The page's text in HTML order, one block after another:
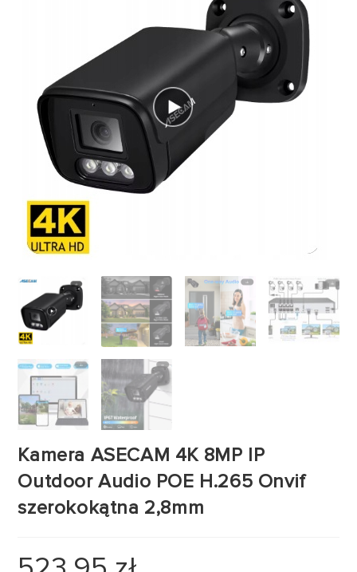
Kamera ASECAM 4K 8MP IP
Outdoor Audio POE H.265 Onvif
szerokokątna 2,8mm